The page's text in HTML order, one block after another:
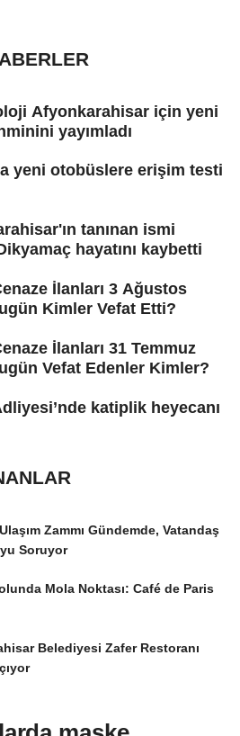
Afyonkarahisar için yeni
yayımladı
yeni otobüslere erişim testi
tanınan ismi
hayatını kaybetti
İlanları 3 Ağustos
Kimler Vefat Etti?
İlanları 31 Temmuz
Vefat Edenler Kimler?
katiplik heyecanı
Zammı Gündemde, Vatandaş
Soruyor
Mola Noktası: Café de Paris
Belediyesi Zafer Restoranı